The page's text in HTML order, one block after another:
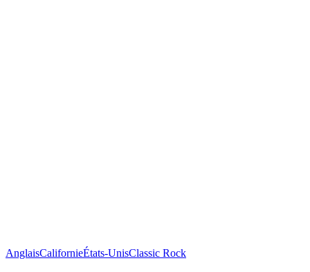
AnglaisCalifornieÉtats-UnisClassic Rock